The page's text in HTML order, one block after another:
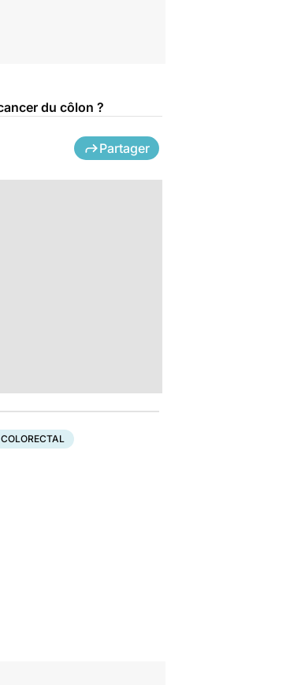
du côlon ?
Partager